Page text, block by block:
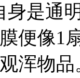
身是通
便像1
观浑